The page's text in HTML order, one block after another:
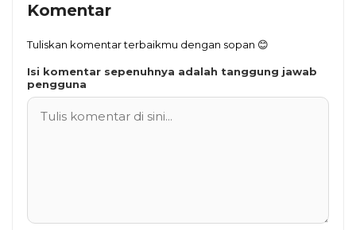
Komentar
Tuliskan komentar terbaikmu dengan sopan 😊
Isi komentar sepenuhnya adalah tanggung jawab
pengguna